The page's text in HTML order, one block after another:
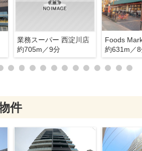
業務スーパー 西淀川店
約705m／9分
約631m／
件